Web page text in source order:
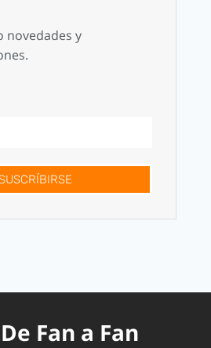
novedades y
Fan a Fan